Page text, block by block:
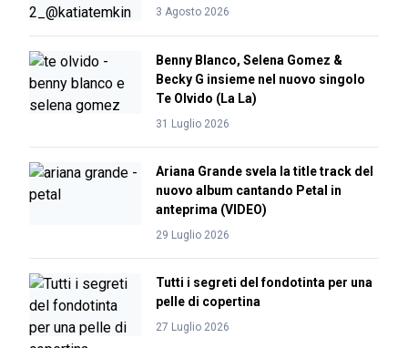
3 Agosto 2026
Benny Blanco, Selena Gomez &
Becky G insieme nel nuovo singolo
Te Olvido (La La)
31 Luglio 2026
Ariana Grande svela la title track del
nuovo album cantando Petal in
anteprima (VIDEO)
29 Luglio 2026
Tutti i segreti del fondotinta per una
pelle di copertina
27 Luglio 2026